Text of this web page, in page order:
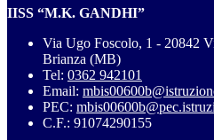
IISS “M.K. GANDHI”
Via Ugo Foscolo, 1 - 20842
Brianza (MB)
Tel: 0362 942101
Email:
PEC:
C.F.: 91074290155